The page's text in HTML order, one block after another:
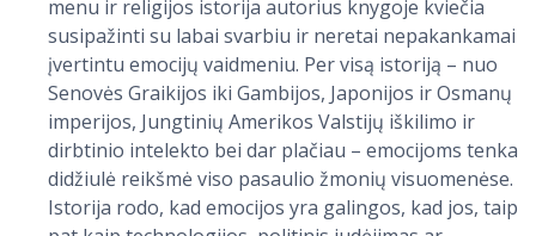
menu ir religijos istorija autorius knygoje kviečia
susipažinti su labai svarbiu ir neretai nepakankamai
įvertintu emocijų vaidmeniu. Per visą istoriją – nuo
Senovės Graikijos iki Gambijos, Japonijos ir Osmanų
imperijos, Jungtinių Amerikos Valstijų iškilimo ir
dirbtinio intelekto bei dar plačiau – emocijoms tenka
didžiulė reikšmė viso pasaulio žmonių visuomenėse.
Istorija rodo, kad emocijos yra galingos, kad jos, taip